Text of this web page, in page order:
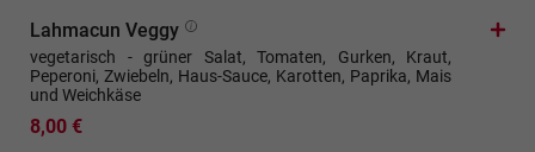
Lahmacun Veggy
vegetarisch - grüner Salat, Tomaten, Gurken, Kraut,
Peperoni, Zwiebeln, Haus-Sauce, Karotten, Paprika, Mais
und Weichkäse
8,00 €